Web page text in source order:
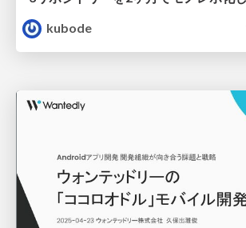
kubode